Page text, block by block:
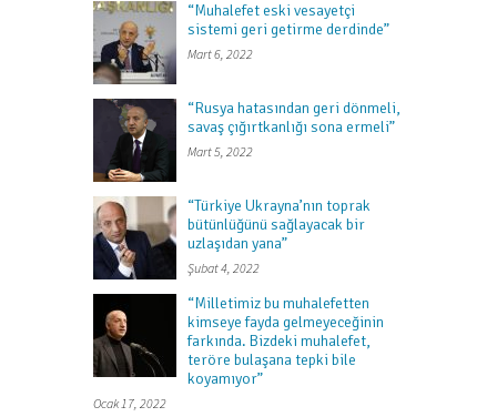
“Muhalefet eski vesayetçi
sistemi geri getirme derdinde”
Mart 6, 2022
“Rusya hatasından geri dönmeli,
savaş çığırtkanlığı sona ermeli”
Mart 5, 2022
“Türkiye Ukrayna’nın toprak
bütünlüğünü sağlayacak bir
uzlaşıdan yana”
Şubat 4, 2022
“Milletimiz bu muhalefetten
kimseye fayda gelmeyeceğinin
farkında. Bizdeki muhalefet,
teröre bulaşana tepki bile
koyamıyor”
Ocak 17, 2022